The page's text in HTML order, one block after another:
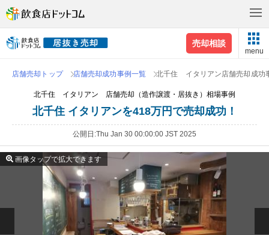
売却相談
menu
店舗売却トップ 店舗売却成功事例一覧 北千住 イタリアン店舗売却成功
北千住 イタリアン 店舗売却（造作譲渡・居抜き）相場事例
北千住 イタリアンを418万円で売却成功！
公開日 Thu Jan 30 00:00:00 JST 2025
画像タップで拡大できます